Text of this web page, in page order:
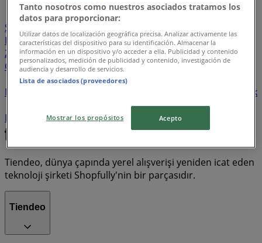
BİM
Migros Happy Center
Şok Market
Onur Market
Hipermarketleri
Koçtaş Kim Market
Özkuruşlar
ZARA
Seç Market Türk Telekom
File Market
Grosper
Hakmar Express H&M Anpa Gross
Gratis
Metro
Show Market Karaca
Market
Arçelik
Oysho
İstikbal Mobilya
Bauhaus
Samsung Pekdemir Furpa
Tiendeo, dünya çapında yerel alışverişi yeniden icat eden
teknoloji şirketi Shopfully'nin bir parçasıdır.
Tiendeo
Tanto nosotros como nuestros asociados tratamos los
datos para proporcionar:
Utilizar datos de localización geográfica precisa. Analizar activamente las
características del dispositivo para su identificación. Almacenar la
información en un dispositivo y/o acceder a ella. Publicidad y contenido
personalizados, medición de publicidad y contenido, investigación de
audiencia y desarrollo de servicios.
Lista de asociados (proveedores)
Mostrar los propósitos Acepto